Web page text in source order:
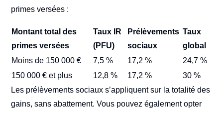
primes versées :
Montant total des
primes versées
Taux IR
(PFU)
Prélèvements
sociaux
Taux
global
Moins de 150 000 €
7,5 % 17,2 %
24,7 %
150 000 € et plus
12,8 % 17,2 %
30 %
Les prélèvements sociaux s’appliquent sur la totalité des
gains, sans abattement. Vous pouvez également opter